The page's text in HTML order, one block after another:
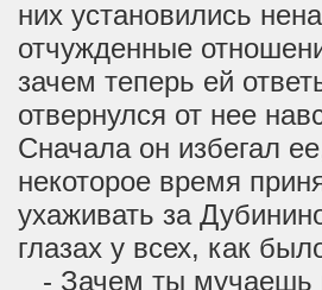
них установились
отчужденные
зачем теперь ей
отвернулся от нее
Сначала он избегал
некоторое время
ухаживать за
глазах у всех, как
- Зачем ты мучаешь